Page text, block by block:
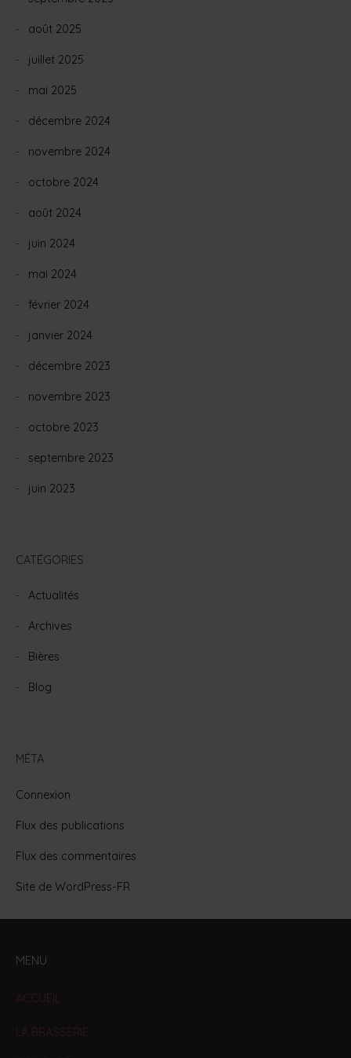
août 2025
juillet 2025
mai 2025
décembre 2024
novembre 2024
octobre 2024
août 2024
juin 2024
mai 2024
février 2024
janvier 2024
décembre 2023
novembre 2023
octobre 2023
septembre 2023
juin 2023
CATÉGORIES
Actualités
Archives
Bières
Blog
MÉTA
Connexion
Flux des publications
Flux des commentaires
Site de WordPress-FR
MENU
ACCUEIL
LA BRASSERIE